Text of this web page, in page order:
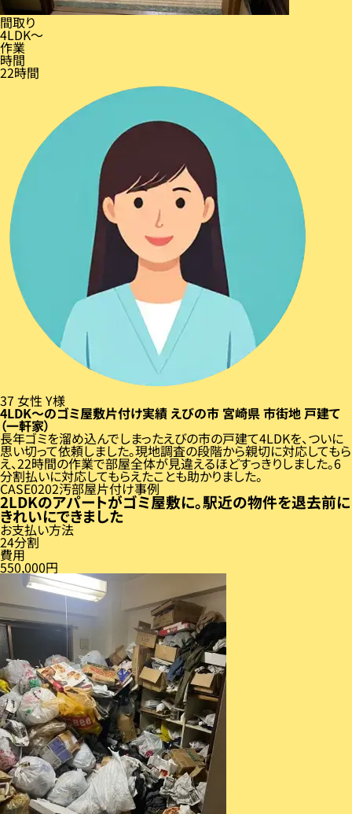
間取り
4LDK〜
作業
時間
22時間
37 女性 Y様
4LDK〜のゴミ屋敷片付け実績 えびの市 宮崎県市街地 戸建て
（一軒家）
長年ゴミを溜め込んでしまったえびの市の戸建て4LDKを、ついに
思い切って依頼しました。現地調査の段階から親切に対応してもら
え、22時間の作業で部屋全体が見違えるほどすっきりしました。6
分割払いに対応してもらえたことも助かりました。
CASE 02汚部屋片付け事例
2LDKのアパートがゴミ屋敷に。駅近の物件を退去前に
きれいにできました
お支払い方法
24分割
費用
550,000円